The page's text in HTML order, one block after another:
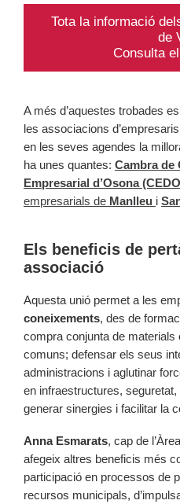
Tota la informació
de
Consulta
A més d’aquestes trobades
les associacions
en les seves agendes la
ha unes quantes: Cambra de
Empresarial d’Osona
empresarials de Manlleu i
Els beneficis de
associació
Aquesta unió permet a les
coneixements, des de
compra conjunta de materials
comuns; defensar els seus
administracions i aglutinar
en infraestructures,
generar sinergies i facilitar la
Anna Esmarats, cap de
afegeix altres beneficis més
participació en processos de
recursos municipals,